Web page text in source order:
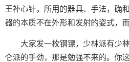
王补心针，所用的器具、手法，确
器的本质不在外形和发射的姿式，
大家发一枚钢镖，少林派有少
仑派的手劲，那是勉强不来的。你